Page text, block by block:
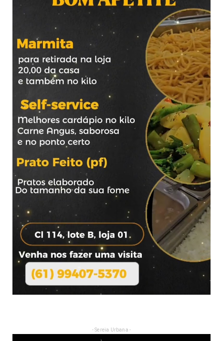
- Sereia Urbana -